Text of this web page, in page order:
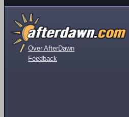
Over AfterDawn
Feedback